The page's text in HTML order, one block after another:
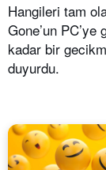
Hangileri tam
Gone’un
kadar bir
duyurdu.